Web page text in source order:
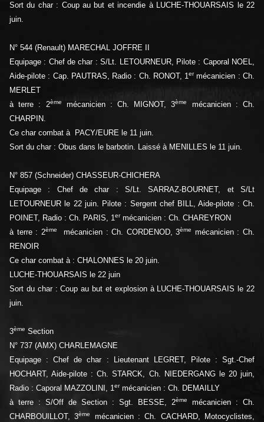
Sort du char : Coup au but et incendie à LUCHE-THOUARSAIS le 22
juin.
N° 544 (Renault) MARECHAL JOFFRE II
Equipage : Chef de char : S/Lt. LETOURNEUR, Pilote : Caporal NOEL,
Aide-pilote : Cap. PAUTRAS, Radio : Ch. RONOT, 1ermécanicien : Ch.
MERLET
à terre : 2ème mécanicien : Ch. MIGNOT, 3ème
mécanicien : Ch.
CHARPIN.
Ce char combat à PACY/EURE le 11 juin.
Sort du char : Obus dans le barbotin. Laissé à MENILLES le 11 juin.
N° 857 (Schneider) CHASSEUR-CHICHERA
Equipage : Chef de char : S/Lt. SARRAZ-BOURNET, et S/Lt
LETOURNEUR le 22 juin. Pilote : Sergent chef BILL, Aide-pilote : Ch.
POINET, Radio : Ch. PARIS, 1ermécanicien : Ch. CHAREYRON
à terre : 2ème mécanicien : Ch. CORDENOD, 3ème
mécanicien : Ch.
RENOIR
Ce char combat à : CHALONNES le 20 juin.
LUCHE-THOUARSAIS le 22 juin
Sort du char : Coup au but et explosion à LUCHE-THOUARSAIS le 22
juin.
3ème Section
N° 737 (AMX) CHARLEMAGNE
Equipage : Chef de char : Lieutenant LEGRET, Pilote : Sgt.-Chef
HOCHART, Aide-pilote : Ch. STARCK, Ch. NIEDERGANG le 20 juin,
Radio : Caporal MAZZOLINI, 1ermécanicien : Ch. DEMAILLY
à terre : S/Off de Section : Sgt. BESSE, 2ème
mécanicien : Ch.
CHARBOUILLOT, 3ème
mécanicien : Ch. CACHARD, Motocyclistes,